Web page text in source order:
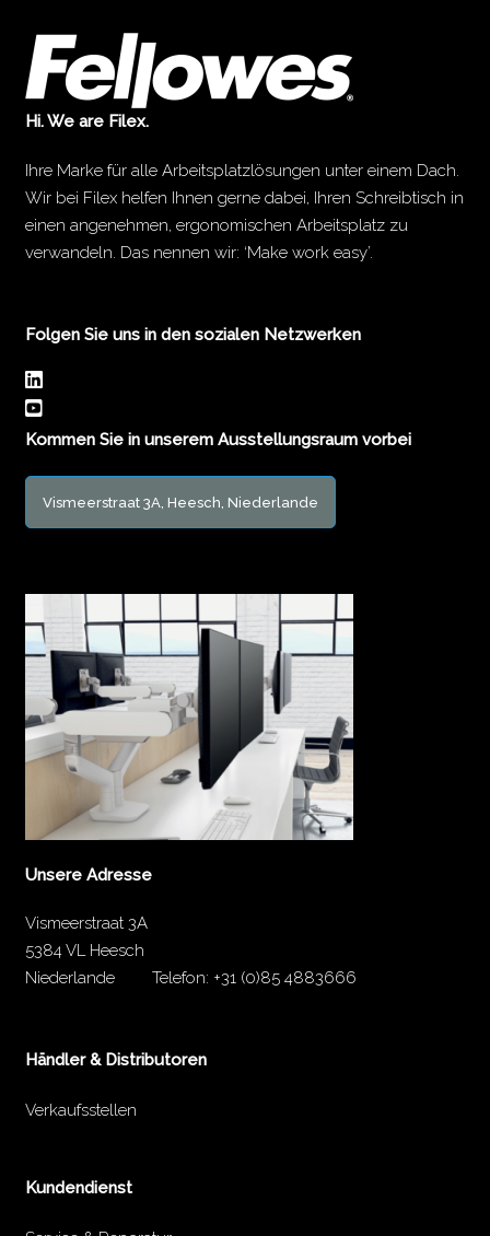
Hi. We are Filex.
Ihre Marke für alle Arbeitsplatzlösungen unter einem Dach.
Wir bei Filex helfen Ihnen gerne dabei, Ihren Schreibtisch in
einen angenehmen, ergonomischen Arbeitsplatz zu
verwandeln. Das nennen wir: ‘Make work easy’.
Folgen Sie uns in den sozialen Netzwerken
Kommen Sie in unserem Ausstellungsraum vorbei
Vismeerstraat 3A, Heesch, Niederlande
Unsere Adresse
Vismeerstraat 3A
5384 VL Heesch
Niederlande
Telefon: +31 (0)85 4883666
Händler & Distributoren
Verkaufsstellen
Kundendienst